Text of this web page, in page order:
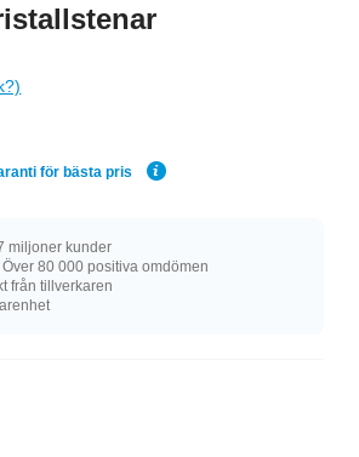
för bästa pris
miljoner kunder
Över 80 000 positiva omdömen
från tillverkaren